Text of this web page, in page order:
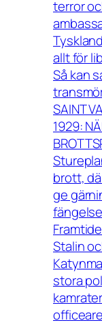
terror
allt för
Så kan
SAINT
1929:
brott,
ge
Stalin
stora
officeare